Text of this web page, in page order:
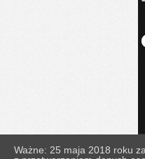
Ważne: 25 maja 2018 roku